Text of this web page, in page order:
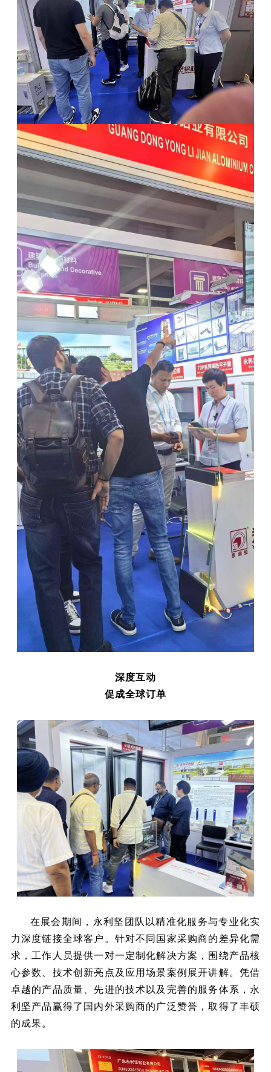
深度互动
促成全球订单
在展会期间，永利坚团队以精准化服务与专业化实
力深度链接全球客户。针对不同国家采购商的差异化需
求，工作人员提供一对一定制化解决方案，围绕产品核
心参数、技术创新亮点及应用场景案例展开讲解。凭借
卓越的产品质量、先进的技术以及完善的服务体系，永
利坚产品赢得了国内外采购商的广泛赞誉，取得了丰硕
的成果。